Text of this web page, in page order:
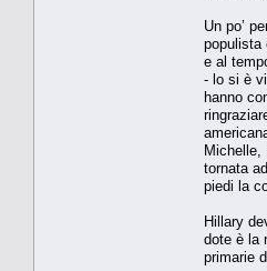
Un po’
populista
e al
- lo si è
hanno
Michelle,
tornata
piedi la
Hillary
dote è la
primarie